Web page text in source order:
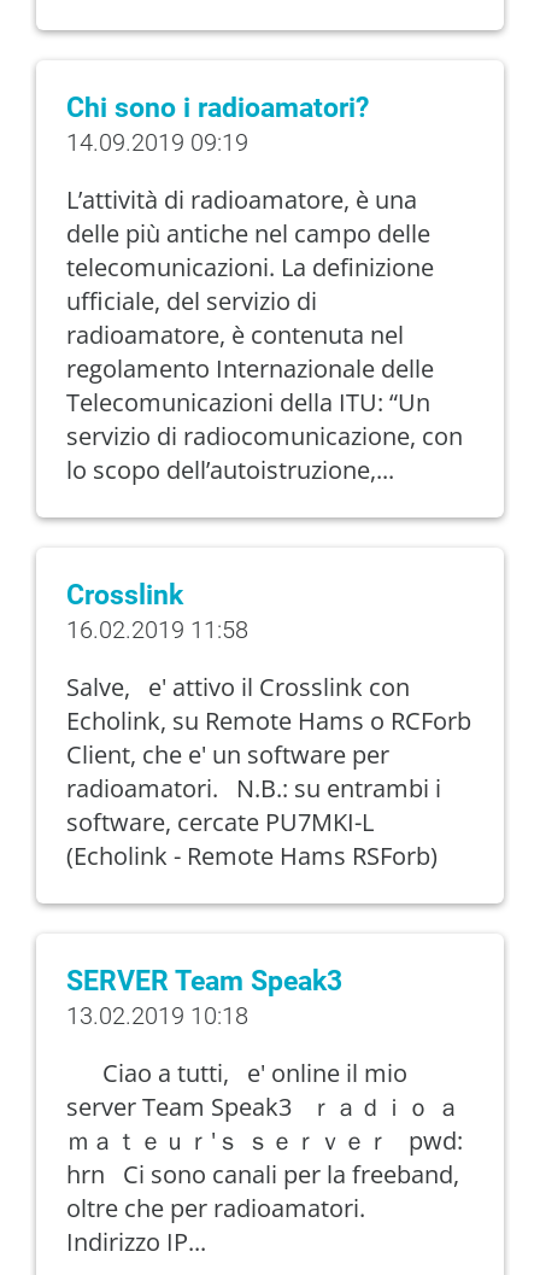
Chi sono i radioamatori?
14.09.2019 09:19
L’attività di radioamatore, è una
delle più antiche nel campo delle
telecomunicazioni. La definizione
ufficiale, del servizio di
radioamatore, è contenuta nel
regolamento Internazionale delle
Telecomunicazioni della ITU: “Un
servizio di radiocomunicazione, con
lo scopo dell’autoistruzione,...
Crosslink
16.02.2019 11:58
Salve, e' attivo il Crosslink con
Echolink, su Remote Hams o RCForb
Client, che e' un software per
radioamatori. N.B.: su entrambi i
software, cercate PU7MKI-L
(Echolink - Remote Hams RSForb)
SERVER Team Speak3
13.02.2019 10:18
Ciao a tutti, e' online il mio
server Team Speak3 ｒａｄｉｏ ａ
ｍａｔｅｕｒ'ｓ ｓｅｒｖｅｒ pwd:
hrn Ci sono canali per la freeband,
oltre che per radioamatori.
Indirizzo IP...